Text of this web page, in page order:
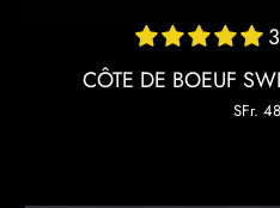
CÔTE DE BOEUF
SFr.